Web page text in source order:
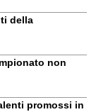
della
non
promossi in